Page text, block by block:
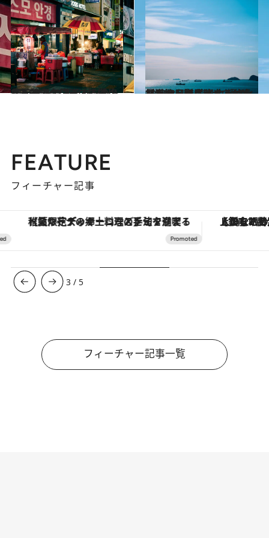
2023.6.4
【2泊3日で満喫する釜山①】釜山タワーに挨拶したら ヤンコプチャンの名店へ！
旅＆お出かけ 2023.6.5
【2泊3日で満喫する釜山②】絶品朝ごはんでお腹を満たし影島へ 白瀬文化村をのんびり散歩
旅＆お出かけ
FEATURE
フィーチャー記事
【夏限定ディナーコース】旬を迎える稚鮎や花ズッキーニなどをイタリア・トスカーナの郷土料理の手法で満喫！ 【銀座で出合う最旬美容】美髪ケアや上質
3 / 5
フィーチャー記事一覧